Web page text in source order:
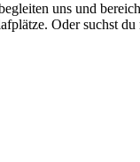
uns und
Oder suchst